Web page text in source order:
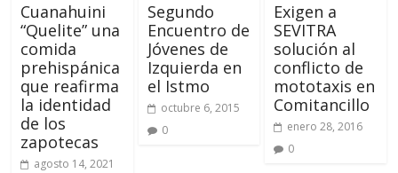
Cuanahuini
“Quelite” una
comida
prehispánica
que reafirma
la identidad
de los
zapotecas
agosto 14, 2021
Segundo
Encuentro de
Jóvenes de
Izquierda en
el Istmo
octubre 6, 2015
0
Exigen a
SEVITRA
solución al
conflicto de
mototaxis en
Comitancillo
enero 28, 2016
0